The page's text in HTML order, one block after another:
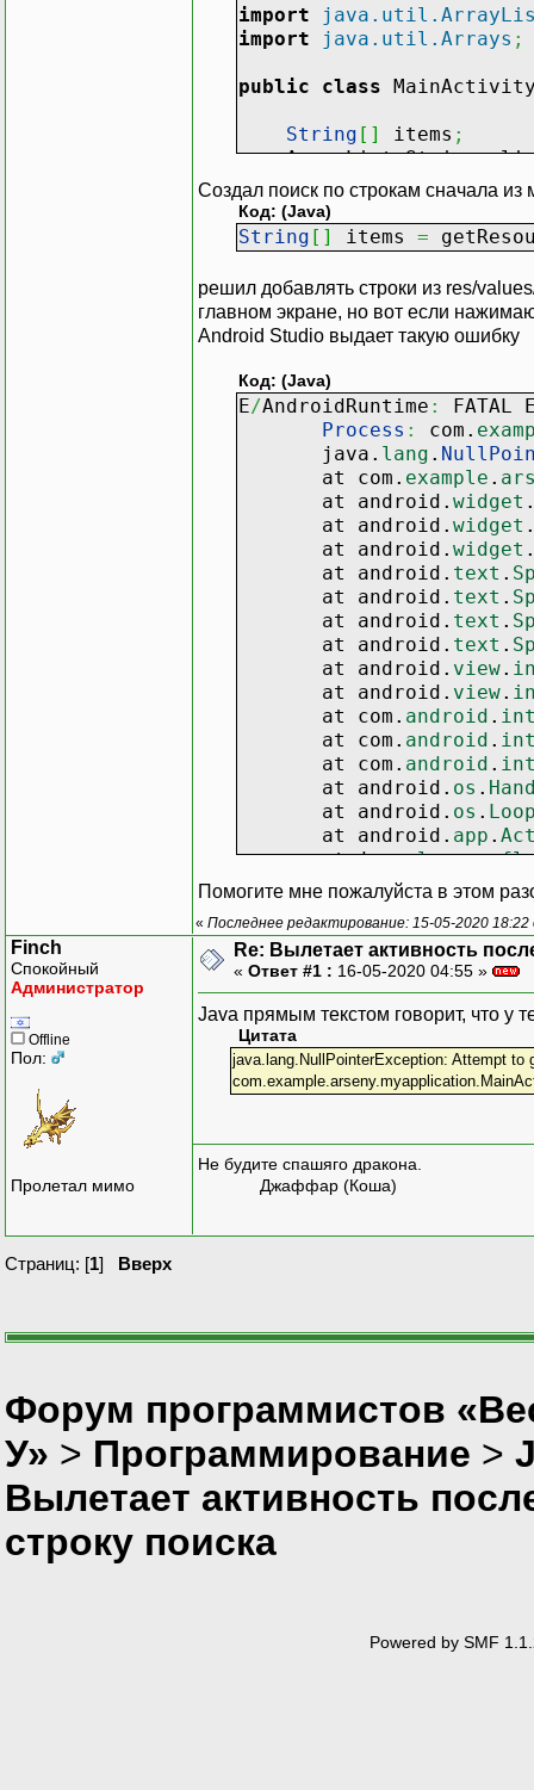
import
import
java.util.Arrays ;
public class
String [ ] items ;
ArrayList<String>
ArrayAdapter<String>
ListView
EditText editText;
@Override
protected void
super . onCreate(
setContentView(
listView=(
editText =
initList
();
editText.
@Override
public
void
}
@Override
public
void
if ( s.
}
else
{
}
}
@Override
}
});
}
public
for(Stringitem:
String
}
adapter.
adapter= new
listView.
public void
String
Intent
}
Создал поиск по строкам сначала из
Код: (Java)
String [ ] items =
решил добавлять строки из res/
главном экране, но вот если
Android Studio выдает такую ошибку
Код: (Java)
E/AndroidRuntime :
FATAL
Process : com.
java. lang .
at com. example .
at android. widget
at android. widget
at android. widget
at android. text .
at android. text .
at android. text .
at android. text .
at android. view.
at android. view.
at com. android .
at com. android .
at com. android .
at android. os .
at android. os .
at android. app .
at java.lang.
at java.lang.
at com.
at com.android.
Помогите мне пожалуйста в этом
« Последнее редактирование: 15-05-2020
Finch
Спокойный
Администратор
Offline
Пол:
Пролетал мимо
Re: Вылетает активность
« Ответ #1 : 16-05-2020 04:55 »
Java прямым текстом говорит, что у
Цитата
java.lang.NullPointerException: Attempt to
Не будите спашяго дракона.
Джаффар (Коша)
Страниц: [1] Вверх
Форум программистов
У» > Программирование >
Вылетает активность
строку поиска
Powered by SMF